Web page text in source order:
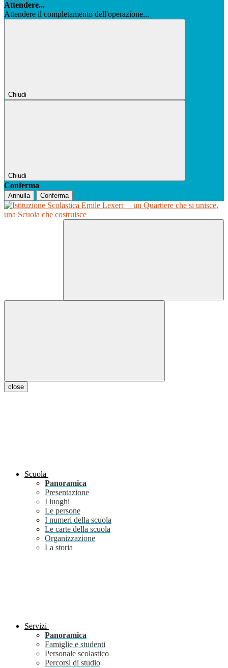
Attendere...
Attendere il completamento dell'operazione...
Chiudi
Chiudi
Conferma
Annulla Conferma
un Quartiere che si unisce,
una Scuola che costruisce
close
Scuola
Panoramica
Presentazione
I luoghi
Le persone
I numeri della scuola
Le carte della scuola
Organizzazione
La storia
Servizi
Panoramica
Famiglie e studenti
Personale scolastico
Percorsi di studio